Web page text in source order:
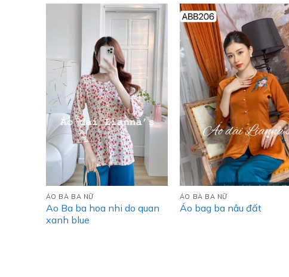
ÁO BÀ BA NỮ
Ao Ba ba hoa nhi do quan
xanh blue
ÁO BÀ BA NỮ
Áo bag ba nâu đất